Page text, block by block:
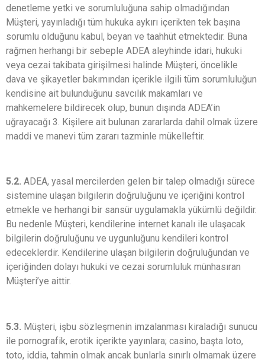
denetleme yetki ve sorumluluğuna sahip olmadığından
Müşteri, yayınladığı tüm hukuka aykırı içerikten tek başına
sorumlu olduğunu kabul, beyan ve taahhüt etmektedir. Buna
rağmen herhangi bir sebeple ADEA aleyhinde idari, hukuki
veya cezai takibata girişilmesi halinde Müşteri, öncelikle
dava ve şikayetler bakımından içerikle ilgili tüm sorumluluğun
kendisine ait bulunduğunu savcılık makamları ve
mahkemelere bildirecek olup, bunun dışında ADEA’in
uğrayacağı 3. Kişilere ait bulunan zararlarda dahil olmak üzere
maddi ve manevi tüm zararı tazminle mükelleftir.
5.2. ADEA, yasal mercilerden gelen bir talep olmadığı sürece
sistemine ulaşan bilgilerin doğruluğunu ve içeriğini kontrol
etmekle ve herhangi bir sansür uygulamakla yükümlü değildir.
Bu nedenle Müşteri, kendilerine internet kanalı ile ulaşacak
bilgilerin doğruluğunu ve uygunluğunu kendileri kontrol
edeceklerdir. Kendilerine ulaşan bilgilerin doğruluğundan ve
içeriğinden dolayı hukuki ve cezai sorumluluk münhasıran
Müşteri’ye aittir.
5.3. Müşteri, işbu sözleşmenin imzalanması kiraladığı sunucu
ile pornografik, erotik içerikte yayınlara; casino, başta loto,
toto, iddia, tahmin olmak ancak bunlarla sınırlı olmamak üzere